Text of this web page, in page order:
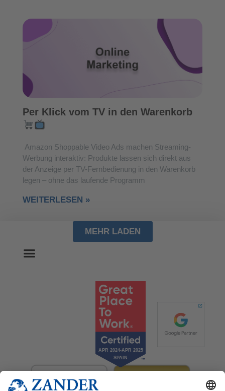
Per Klick vom TV in den Warenkorb
Amazon Shoppable Video Ads machen Streaming-
Werbung interaktiv: Produkte lassen sich direkt aus
der Anzeige per TV-Fernbedienung in den Warenkorb
legen – ohne das laufende Programm
WEITERLESEN »
MEHR LADEN